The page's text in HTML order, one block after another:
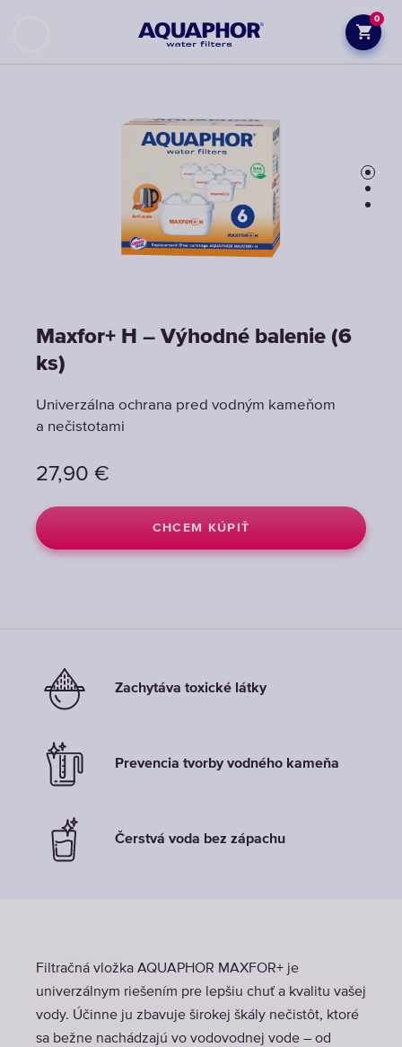
0
Maxfor+ H – Výhodné balenie (6
ks)
Univerzálna ochrana pred vodným kameňom
a nečistotami
27,90 €
CHCEM KÚPIŤ
Maxfor+ H – Výhodné balenie (6
ks)
Univerzálna ochrana pred vodným kameňom
a nečistotami
27,90 €
CHCEM KÚPIŤ
Maxfor+ H – Výhodné balenie (6
ks)
Univerzálna ochrana pred vodným kameňom
a nečistotami
27,90 €
CHCEM KÚPIŤ
Zachytáva toxické látky
Prevencia tvorby vodného kameňa
Čerstvá voda bez zápachu
Filtračná vložka AQUAPHOR MAXFOR+ je
univerzálnym riešením pre lepšiu chuť a kvalitu vašej
vody. Účinne ju zbavuje širokej škály nečistôt, ktoré
sa bežne nachádzajú vo vodovodnej vode – od